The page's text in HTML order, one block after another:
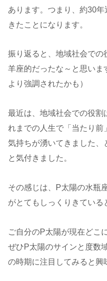
あります。つまり、約30
きたことになります。
振り返ると、地域社会での
羊座的だったな～と思い
より強調されたかも）
最近は、地域社会での役割
れまでの人生で「当たり
気持ちが湧いてきました、
と気付きました。
その感じは、P太陽の水瓶
がとてもしっくりきている
ご自分のP太陽が現在どこ
ぜひP太陽のサインと度数
の時期に注目してみると興